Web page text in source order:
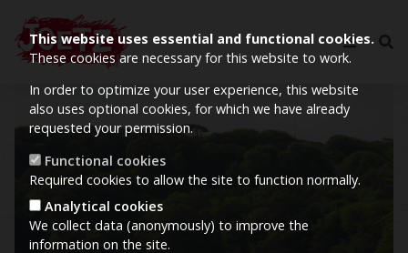
This website uses essential and functional cookies.
These cookies are necessary for this website to work.
In order to optimize your user experience, this website
also uses optional cookies, for which we have already
requested your permission.
Functional cookies
Required cookies to allow the site to function normally.
Analytical cookies
We collect data (anonymously) to improve the
information on the site.
Image